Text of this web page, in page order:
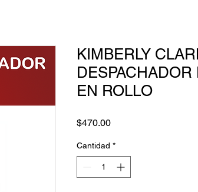
KIMBERLY
DESPACHADOR
EN ROLLO
$470.00Precio
Cantidad *